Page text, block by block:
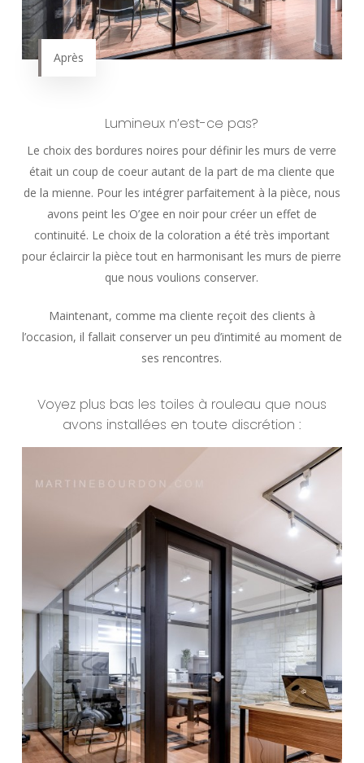
Après
Lumineux n’est-ce pas?
Le choix des bordures noires pour définir les murs de verre
était un coup de coeur autant de la part de ma cliente que
de la mienne. Pour les intégrer parfaitement à la pièce, nous
avons peint les O’gee en noir pour créer un effet de
continuité. Le choix de la coloration a été très important
pour éclaircir la pièce tout en harmonisant les murs de pierre
que nous voulions conserver.
Maintenant, comme ma cliente reçoit des clients à
l’occasion, il fallait conserver un peu d’intimité au moment de
ses rencontres.
Voyez plus bas les toiles à rouleau que nous
avons installées en toute discrétion :